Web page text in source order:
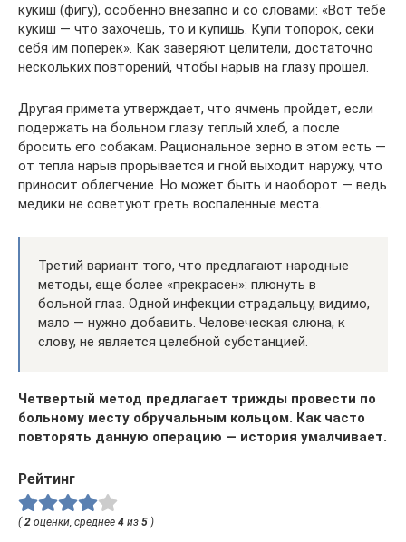
кукиш (фигу), особенно внезапно и со словами: «Вот тебе
кукиш — что захочешь, то и купишь. Купи топорок, секи
себя им поперек». Как заверяют целители, достаточно
нескольких повторений, чтобы нарыв на глазу прошел.
Другая примета утверждает, что ячмень пройдет, если
подержать на больном глазу теплый хлеб, а после
бросить его собакам. Рациональное зерно в этом есть —
от тепла нарыв прорывается и гной выходит наружу, что
приносит облегчение. Но может быть и наоборот — ведь
медики не советуют греть воспаленные места.
Третий вариант того, что предлагают народные
методы, еще более «прекрасен»: плюнуть в
больной глаз. Одной инфекции страдальцу, видимо,
мало — нужно добавить. Человеческая слюна, к
слову, не является целебной субстанцией.
Четвертый метод предлагает трижды провести по
больному месту обручальным кольцом. Как часто
повторять данную операцию — история умалчивает.
Рейтинг
(2 оценки, среднее 4 из 5 )